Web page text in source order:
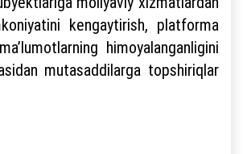
kengaytirish, platforma
himoyalanganligini
mutasaddilarga topshiriqlar